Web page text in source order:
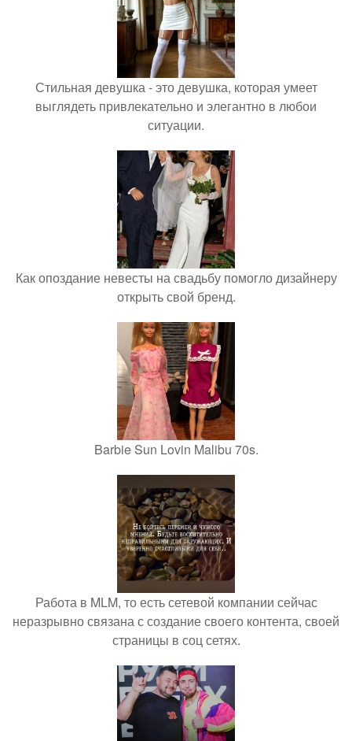
Стильная девушка - это девушка, которая умеет
выглядеть привлекательно и элегантно в любои
ситуации.
Как опоздание невесты на свадьбу помогло дизайнеру
открыть свой бренд.
Barbie Sun Lovin Malibu 70s.
Работа в MLM, то есть сетевой компании сейчас
неразрывно связана с создание своего контента, своей
страницы в соц сетях.